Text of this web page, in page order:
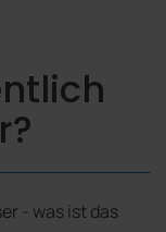
- was ist das